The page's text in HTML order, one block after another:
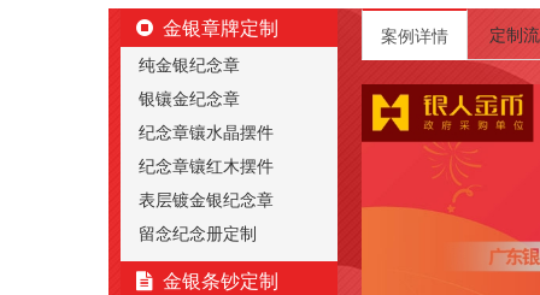
金银章牌定制
纯金银纪念章
银镶金纪念章
纪念章镶水晶摆件
纪念章镶红木摆件
表层镀金银纪念章
留念纪念册定制
金银条钞定制
案例详情 定制